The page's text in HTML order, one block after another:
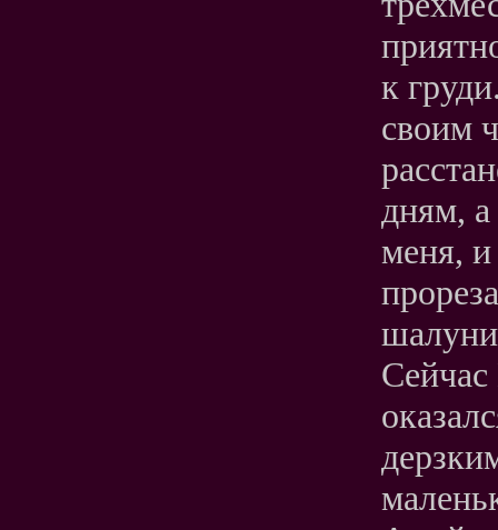
к
своим
дням,
меня, и
Сейчас